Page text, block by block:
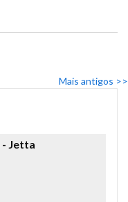
Mais antigos >>
- Jetta